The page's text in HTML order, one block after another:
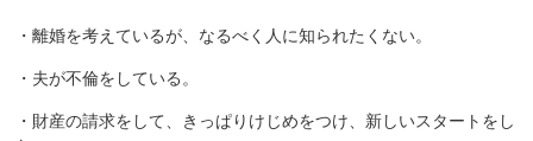
・離婚を考えているが、なるべく人に知られたくない。
・夫が不倫をしている。
・財産の請求をして、きっぱりけじめをつけ、新しいスタートをし